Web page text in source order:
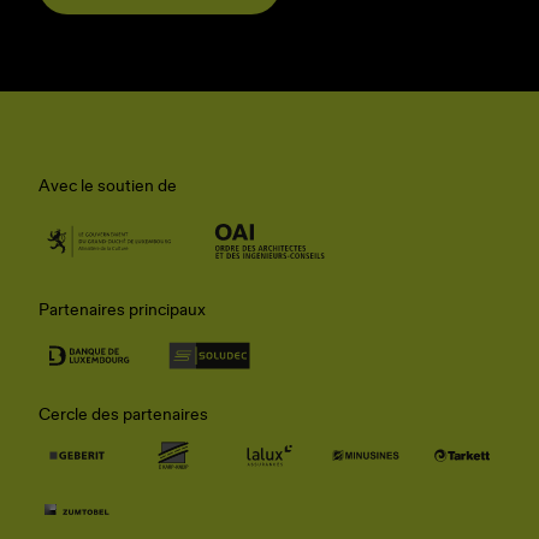
Avec le soutien de
Partenaires principaux
Cercle des partenaires